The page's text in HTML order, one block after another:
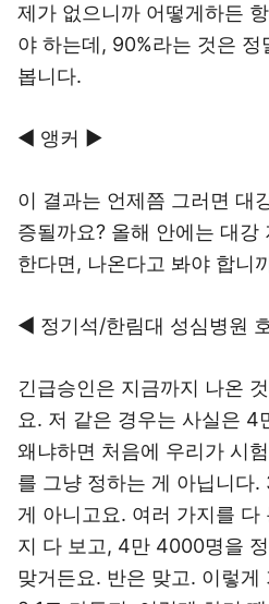
제가 없으니까 어떻게하든
야 하는데, 90%라는 것은 정
봅니다.
◀ 앵커 ▶
이 결과는 언제쯤 그러면 대
증될까요? 올해 안에는 대강
한다면, 나온다고 봐야 합니
◀ 정기석/한림대 성심병원
긴급승인은 지금까지 나온
요. 저 같은 경우는 사실은
왜냐하면 처음에 우리가 시
를 그냥 정하는 게 아닙니다.
게 아니고요. 여러 가지를 다
지 다 보고, 4만 4000명을
맞거든요. 반은 맞고. 이렇게